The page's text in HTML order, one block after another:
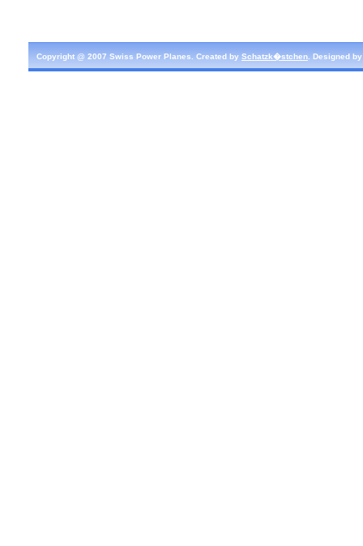
Copyright @ 2007 Swiss Power Planes. Created by Schatzk�stchen . Designed